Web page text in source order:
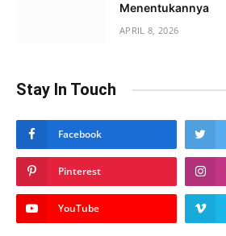
Menentukannya
APRIL 8, 2026
Stay In Touch
Facebook
Pinterest
YouTube